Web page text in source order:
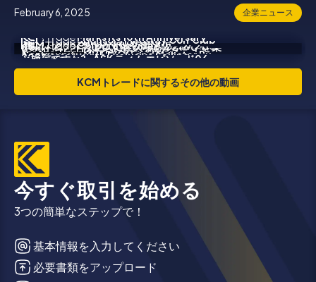
February 6, 2025 企業ニュース
Marks Its 10th Anniversary
with Successful Launch of Jason Lau's
Corporate Video
Sponsors Medway Golf Club
for the Third Consecutive Year,
Launching “Hole-in-One” Challenge
Joins Thai Lifestyle
Community MUTEYOU and Monster Run
Bkk to Host Community Running Event
Celebrates Its 10th
Anniversary with Exclusive Sailing
Sponsorship in Sydney
KCMトレードグローバルパートナーガラ
2025
市場アナリストとして最も満足感を感じるこ
とは何ですか?- ASK ティム エピソード06
KCMトレードが正式に巨大なビルボードを乗
っ取った
KCMトレードに関するその他の動画
今すぐ取引を始める
3つの簡単なステップで！
基本情報を入力してください
必要書類をアップロード